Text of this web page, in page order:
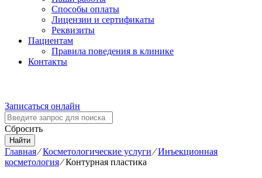
Способы оплаты
Лицензии и сертификаты
Реквизиты
Пациентам
Правила поведения в клинике
Контакты
Записаться онлайн
Сбросить
Найти
Главная⁄Косметологические услуги⁄Инъекционная
косметология⁄Контурная пластика